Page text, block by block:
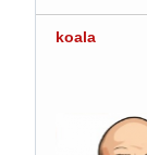
koala